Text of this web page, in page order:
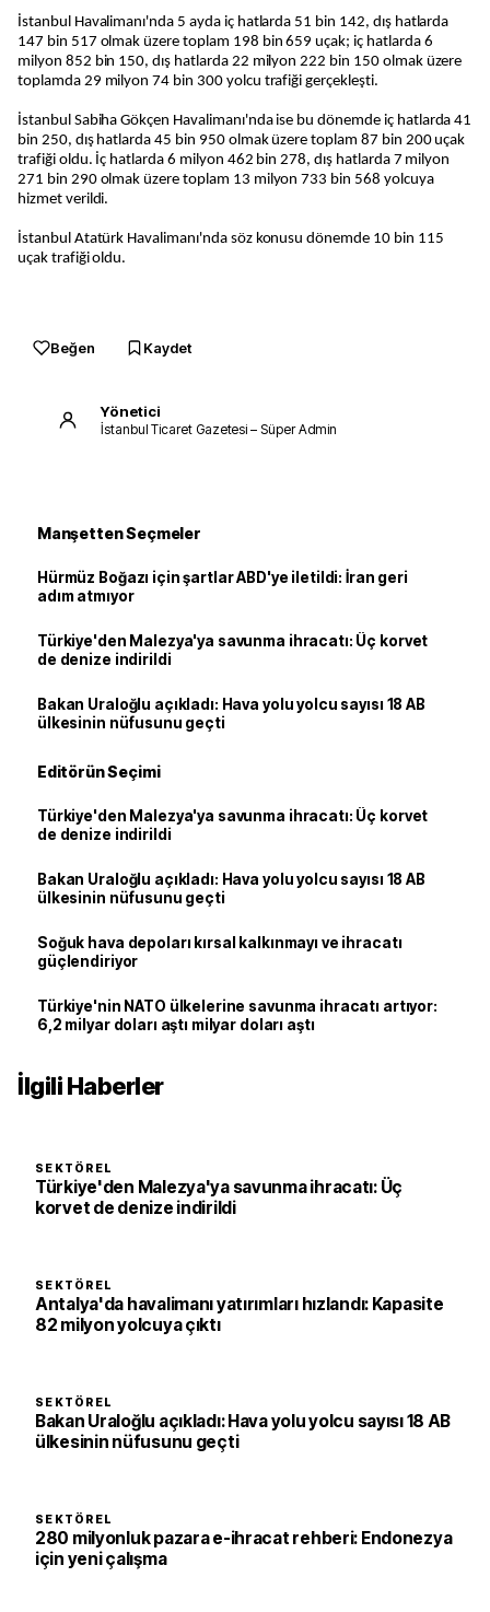
İstanbul Havalimanı'nda 5 ayda iç hatlarda 51 bin 142, dış hatlarda
147 bin 517 olmak üzere toplam 198 bin 659 uçak; iç hatlarda 6
milyon 852 bin 150, dış hatlarda 22 milyon 222 bin 150 olmak üzere
toplamda 29 milyon 74 bin 300 yolcu trafiği gerçekleşti.
İstanbul Sabiha Gökçen Havalimanı'nda ise bu dönemde iç hatlarda 41
bin 250, dış hatlarda 45 bin 950 olmak üzere toplam 87 bin 200 uçak
trafiği oldu. İç hatlarda 6 milyon 462 bin 278, dış hatlarda 7 milyon
271 bin 290 olmak üzere toplam 13 milyon 733 bin 568 yolcuya
hizmet verildi.
İstanbul Atatürk Havalimanı'nda söz konusu dönemde 10 bin 115
uçak trafiği oldu.
Beğen Kaydet
Yönetici
İstanbul Ticaret Gazetesi – Süper Admin
Manşetten Seçmeler
Hürmüz Boğazı için şartlar ABD'ye iletildi: İran geri
adım atmıyor
Türkiye'den Malezya'ya savunma ihracatı: Üç korvet
de denize indirildi
Bakan Uraloğlu açıkladı: Hava yolu yolcu sayısı 18 AB
ülkesinin nüfusunu geçti
Editörün Seçimi
Türkiye'den Malezya'ya savunma ihracatı: Üç korvet
de denize indirildi
Bakan Uraloğlu açıkladı: Hava yolu yolcu sayısı 18 AB
ülkesinin nüfusunu geçti
Soğuk hava depoları kırsal kalkınmayı ve ihracatı
güçlendiriyor
Türkiye'nin NATO ülkelerine savunma ihracatı artıyor:
6,2 milyar doları aştı milyar doları aştı
İlgili Haberler
SEKTÖREL
Türkiye'den Malezya'ya savunma ihracatı: Üç
korvet de denize indirildi
SEKTÖREL
Antalya'da havalimanı yatırımları hızlandı: Kapasite
82 milyon yolcuya çıktı
SEKTÖREL
Bakan Uraloğlu açıkladı: Hava yolu yolcu sayısı 18 AB
ülkesinin nüfusunu geçti
SEKTÖREL
280 milyonluk pazara e-ihracat rehberi: Endonezya
için yeni çalışma